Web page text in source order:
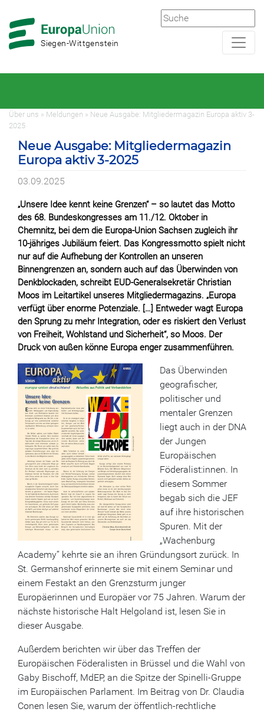
Hauptnavigation
Hauptbereich
Siegen-Wittgenstein
Über uns » Meldungen » Neue Ausgabe: Mitgliedermagazin Europa aktiv 3-
2025
Neue Ausgabe: Mitgliedermagazin
Europa aktiv 3-2025
03.09.2025
„Unsere Idee kennt keine Grenzen“ – so lautet das Motto
des 68. Bundeskongresses am 11./12. Oktober in
Chemnitz, bei dem die Europa-Union Sachsen zugleich ihr
10-jähriges Jubiläum feiert. Das Kongressmotto spielt nicht
nur auf die Aufhebung der Kontrollen an unseren
Binnengrenzen an, sondern auch auf das Überwinden von
Denkblockaden, schreibt EUD-Generalsekretär Christian
Moos im Leitartikel unseres Mitgliedermagazins. „Europa
verfügt über enorme Potenziale. […] Entweder wagt Europa
den Sprung zu mehr Integration, oder es riskiert den Verlust
von Freiheit, Wohlstand und Sicherheit“, so Moos. Der
Druck von außen könne Europa enger zusammenführen.
Das Überwinden
geografischer,
politischer und
mentaler Grenzen
liegt auch in der DNA
der Jungen
Europäischen
Föderalist:innen. In
diesem Sommer
begab sich die JEF
auf ihre historischen
Spuren. Mit der
„Wachenburg
Academy“ kehrte sie an ihren Gründungsort zurück. In
St. Germanshof erinnerte sie mit einem Seminar und
einem Festakt an den Grenzsturm junger
Europäerinnen und Europäer vor 75 Jahren. Warum der
nächste historische Halt Helgoland ist, lesen Sie in
dieser Ausgabe.
Außerdem berichten wir über das Treffen der
Europäischen Föderalisten in Brüssel und die Wahl von
Gaby Bischoff, MdEP, an die Spitze der Spinelli-Gruppe
im Europäischen Parlament. Im Beitrag von Dr. Claudia
Conen lesen Sie, warum der öffentlich-rechtliche